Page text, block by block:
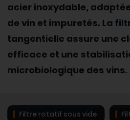
acier inoxydable,
de vin et impuretés. La
tangentielle assure une
efficace et une
microbiologique des vins.
Filtre rotatif sous vide